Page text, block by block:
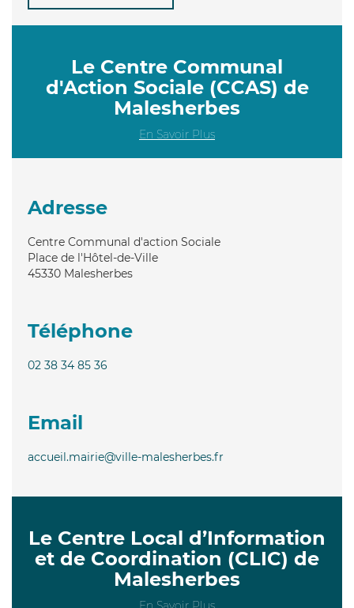
Le Centre Communal
d'Action Sociale (CCAS) de
Malesherbes
En Savoir Plus
Adresse
Centre Communal d'action Sociale
Place de l'Hôtel-de-Ville
45330 Malesherbes
Téléphone
02 38 34 85 36
Email
accueil.mairie@ville-malesherbes.fr
Le Centre Local d’Information
et de Coordination (CLIC) de
Malesherbes